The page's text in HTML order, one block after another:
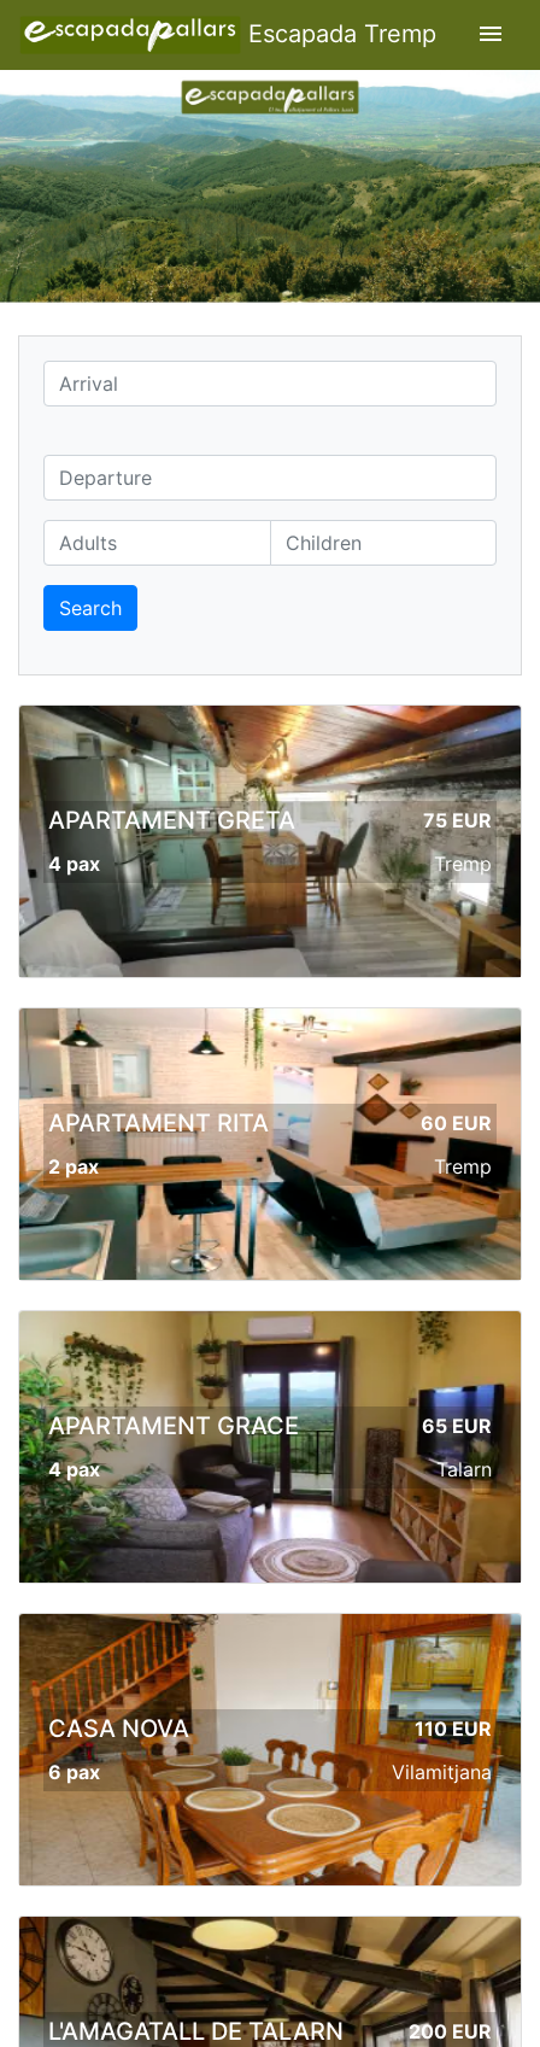
Escapada Tremp menu
Search
APARTAMENT GRETA
75 EUR
4 pax
Tremp
APARTAMENT RITA
60 EUR
2 pax
Tremp
APARTAMENT GRACE
65 EUR
4 pax
Talarn
CASA NOVA
110 EUR
6 pax
Vilamitjana
L'AMAGATALL DE TALARN
200 EUR